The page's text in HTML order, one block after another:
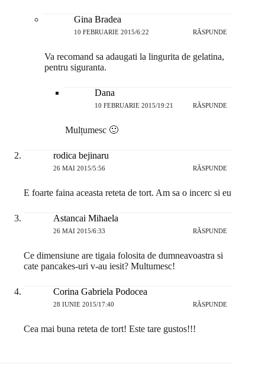
Gina Bradea
10 FEBRUARIE 2015/6:22 RĂSPUNDE
Va recomand sa adaugati la lingurita de gelatina,
pentru siguranta.
Dana
10 FEBRUARIE 2015/19:21 RĂSPUNDE
Mulțumesc 🙂
rodica bejinaru
26 MAI 2015/5:56 RĂSPUNDE
E foarte faina aceasta reteta de tort. Am sa o incerc si eu
Astancai Mihaela
26 MAI 2015/6:33 RĂSPUNDE
Ce dimensiune are tigaia folosita de dumneavoastra si
cate pancakes-uri v-au iesit? Multumesc!
Corina Gabriela Podocea
28 IUNIE 2015/17:40 RĂSPUNDE
Cea mai buna reteta de tort! Este tare gustos!!!